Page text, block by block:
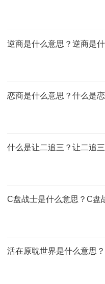
逆商是什么意思？逆商是
恋商是什么意思？什么是恋
什么是让二追三？让二追
C盘战士是什么意思？C盘
活在原耽世界是什么意思